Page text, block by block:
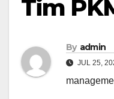
Tim
By admin
JUL 25,